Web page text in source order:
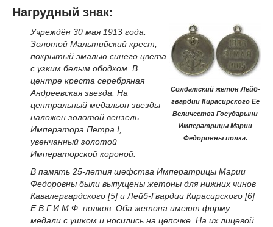
Нагрудный знак:
Солдатский жетон Лейб-
гвардии Кирасирского Ее
Величества Государыни
Императрицы Марии
Федоровны полка.
Учреждён 30 мая 1913 года.
Золотой Мальтийский крест,
покрытый эмалью синего цвета
с узким белым ободком. В
центре креста серебряная
Андреевская звезда. На
центральный медальон звезды
наложен золотой вензель
Императора Петра I,
увенчанный золотой
Императорской короной.
В память 25-летия шефства Императрицы Марии
Федоровны были выпущены жетоны для нижних чинов
Кавалергардского [5] и Лейб-Гвардии Кирасирского [6]
Е.В.Г.И.М.Ф. полков. Оба жетона имеют форму
медали с ушком и носились на цепочке. На их лицевой